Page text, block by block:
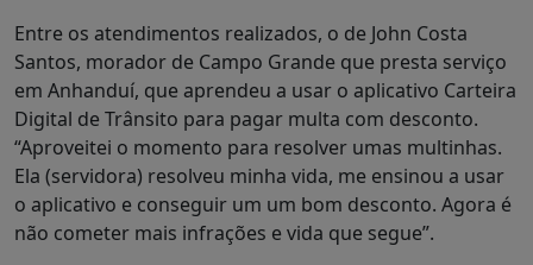
Entre os atendimentos realizados, o de John Costa
Santos, morador de Campo Grande que presta serviço
em Anhanduí, que aprendeu a usar o aplicativo Carteira
Digital de Trânsito para pagar multa com desconto.
“Aproveitei o momento para resolver umas multinhas.
Ela (servidora) resolveu minha vida, me ensinou a usar
o aplicativo e conseguir um um bom desconto. Agora é
não cometer mais infrações e vida que segue”.